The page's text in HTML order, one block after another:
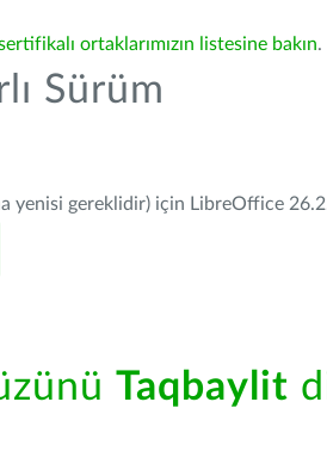
ortaklarımızın listesine bakın.
Sürüm
yenisi gereklidir) için LibreOffice
Taqbaylit